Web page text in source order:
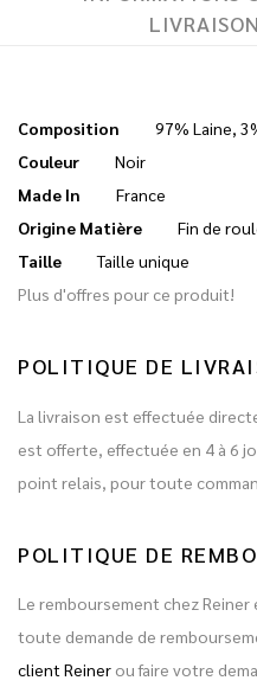
Composition
97% Laine,
Couleur
Noir
Made In
France
Origine Matière
Fin de
Taille
Taille unique
Plus d'offres pour ce produit!
POLITIQUE DE
La livraison est effectuée
est offerte, effectuée en 4 à 6
point relais, pour toute
POLITIQUE DE
Le remboursement chez
toute demande de
client Reiner ou faire votre